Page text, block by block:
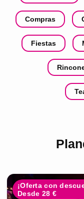
Compras
Fiestas
¡Oferta con
Desde 28 €